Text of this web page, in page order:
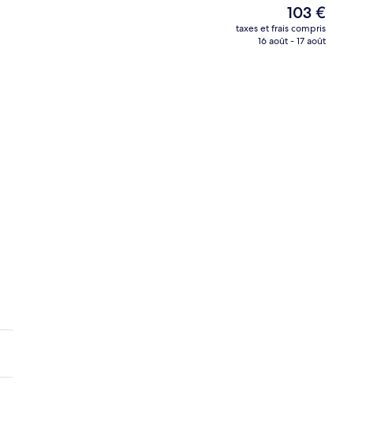
Le
prix
actuel
103 €
taxes et frais compris
16 août - 17 août